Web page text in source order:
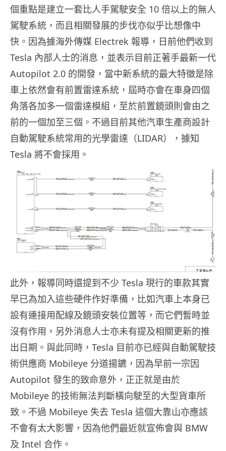
個重點是建立一套比人手駕駛安全 10 倍以上的無人
駕駛系統，而且相關發展的步伐亦似乎比想像中
快。因為據海外傳媒 Electrek 報導，日前他們收到
Tesla 內部人士的消息，並表示目前正著手最新一代
Autopilot 2.0 的開發，當中新系統的最大特徵是除
車上依然會有前置雷達系統，屆時亦會在車身四個
角落各加多一個雷達模組，至於前置鏡頭則會由之
前的一個加至三個。不過目前其他汽車生產商設計
自動駕駛系統常用的光學雷達（LIDAR），據知
Tesla 將不會採用。
此外，報導同時還提到不少 Tesla 現行的車款其實
早已為加入這些硬件作好準備，比如汽車上本身已
設有連接用配線及鏡頭安裝位置等，而它們暫時並
沒有作用，另外消息人士亦未有提及相關更新的推
出日期。與此同時，Tesla 目前亦已經與自動駕駛技
術供應商 Mobileye 分道揚鑣，因為早前一宗因
Autopilot 發生的致命意外，正正就是由於
Mobileye 的技術無法判斷橫向駛至的大型貨車所
致。不過 Mobileye 失去 Tesla 這個大靠山亦應該
不會有太大影響，因為他們最近就宣佈會與 BMW
及 Intel 合作。